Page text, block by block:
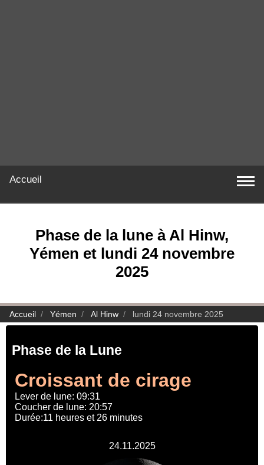
Accueil
Phase de la lune à Al Hinw,
Yémen et lundi 24 novembre
2025
Accueil Yémen Al Hinw lundi 24 novembre 2025
Phase de la Lune
Croissant de cirage
Lever de lune: 09:31
Coucher de lune: 20:57
Durée:11 heures et 26 minutes
24.11.2025